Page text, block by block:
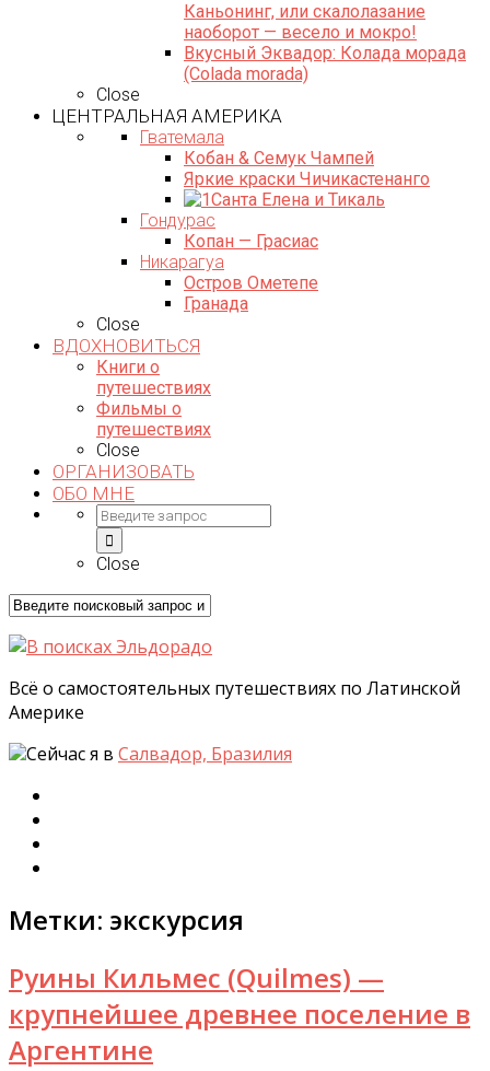
Каньонинг, или скалолазание
наоборот — весело и мокро!
Вкусный Эквадор: Колада морада
(Colada morada)
Close
ЦЕНТРАЛЬНАЯ АМЕРИКА
Гватемала
Кобан & Семук Чампей
Яркие краски Чичикастенанго
Санта Елена и Тикаль
Гондурас
Копан — Грасиас
Никарагуа
Остров Ометепе
Гранада
Close
ВДОХНОВИТЬСЯ
Книги о
путешествиях
Фильмы о
путешествиях
Close
ОРГАНИЗОВАТЬ
ОБО МНЕ
Close
Всё о самостоятельных путешествиях по Латинской
Америке
Сейчас я в Салвадор, Бразилия
Метки: экскурсия
Руины Кильмес (Quilmes) —
крупнейшее древнее поселение в
Аргентине